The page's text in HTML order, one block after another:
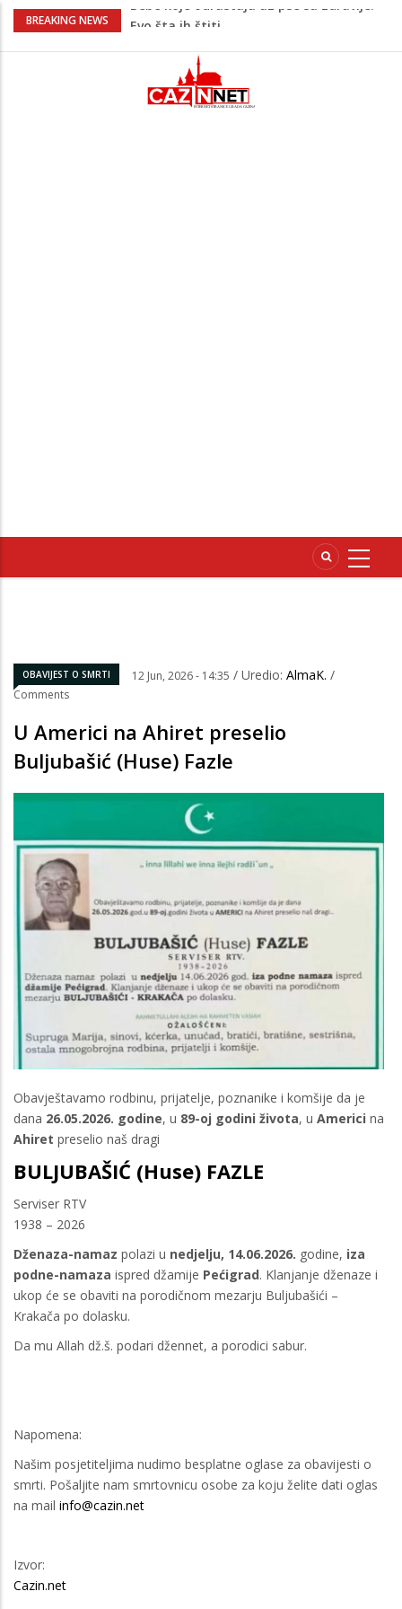
BREAKING NEWS
Krenuo u BiH sa 20 kilograma droge:
Juventus igra protiv Intera, Spaleti
razočarao navijače iz BiH
Užas: Uhapšen Italijan (45) kako
OBAVIJEST O SMRTI 12 Jun, 2026 - 14:35 / Uredio: AlmaK. /
Comments
U Americi na Ahiret preselio
Buljubašić (Huse) Fazle
Obavještavamo rodbinu, prijatelje, poznanike i komšije da je
dana 26.05.2026. godine, u 89-oj godini života, u Americi na
Ahiret preselio naš dragi
BULJUBAŠIĆ (Huse) FAZLE
Serviser RTV
1938 – 2026
Dženaza-namaz polazi u nedjelju, 14.06.2026. godine, iza
podne-namaza ispred džamije Pećigrad. Klanjanje dženaze i
ukop će se obaviti na porodičnom mezarju Buljubašići –
Krakača po dolasku.
Da mu Allah dž.š. podari džennet, a porodici sabur.
Napomena:
Našim posjetiteljima nudimo besplatne oglase za obavijesti o
smrti. Pošaljite nam smrtovnicu osobe za koju želite dati oglas
na mail info@cazin.net
Izvor:
Cazin.net